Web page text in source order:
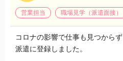
営業担当 職場見学（派遣面接）
コロナの影響で仕事も見つからず
派遣に登録しました。